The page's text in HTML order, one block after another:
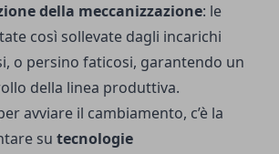
della meccanizzazione: le
così sollevate dagli incarichi
o persino faticosi, garantendo un
della linea produttiva.
avviare il cambiamento, c’è la
su tecnologie